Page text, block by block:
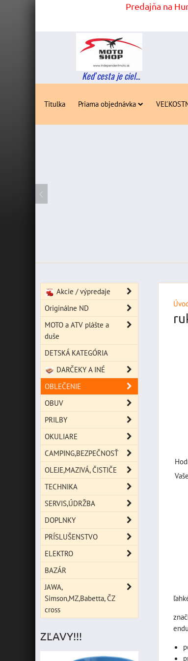
Predajňa na
Keď cesta je ciel...
Titulka Priama objednávka
Akcie / výpredaje
Originálne ND
MOTO a ATV plášte a
duše
DETSKÁ KATEGÓRIA
DARČEKY A INÉ
OBLEČENIE
OBUV
PRILBY
OKULIARE
CAMPING,BEZPEČNOSŤ
OLEJE,MAZIVÁ, ČISTIČE
TECHNIKA
SERVIS,ÚDRŽBA
DOPLNKY
PRÍSLUŠENSTVO
ELEKTRO
BAZÁR
JAWA,
Simson,MZ,Babetta, ČZ
cross
ZĽAVY!!!